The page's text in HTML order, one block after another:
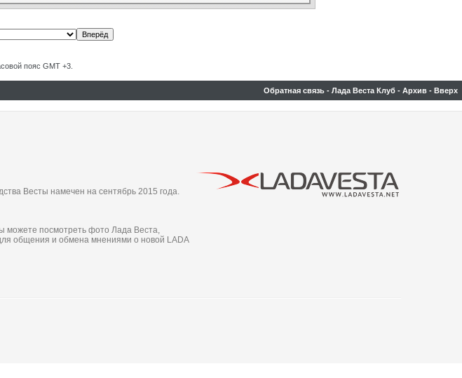
пояс GMT +3.
Обратная связь - Лада Веста Клуб - Архив - Вверх
Весты намечен на сентябрь 2015 года.
можете посмотреть фото Лада Веста,
общения и обмена мнениями о новой LADA